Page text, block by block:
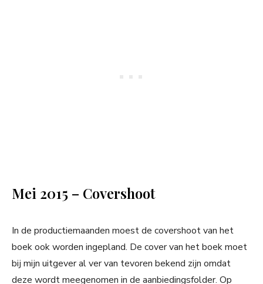
Mei 2015 – Covershoot
In de productiemaanden moest de covershoot van het
boek ook worden ingepland. De cover van het boek moet
bij mijn uitgever al ver van tevoren bekend zijn omdat
deze wordt meegenomen in de aanbiedingsfolder. Op